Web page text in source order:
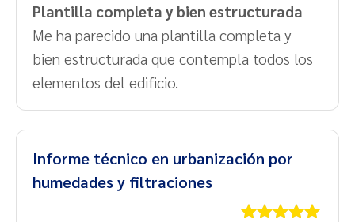
Plantilla completa y bien estructurada
Me ha parecido una plantilla completa y
bien estructurada que contempla todos los
elementos del edificio.
Informe técnico en urbanización por
humedades y filtraciones